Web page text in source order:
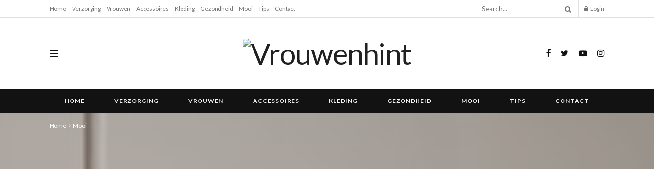
Home Verzorging Vrouwen Accessoires Kleding Gezondheid Mooi Tips Contact Login
HOME VERZORGING VROUWEN ACCESSOIRES KLEDING GEZONDHEID MOOI TIPS CONTACT
Home Mooi